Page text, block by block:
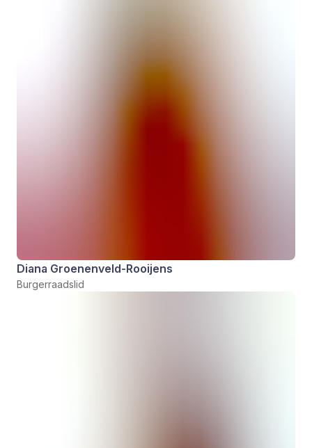
Diana Groenenveld-Rooijens
Burgerraadslid